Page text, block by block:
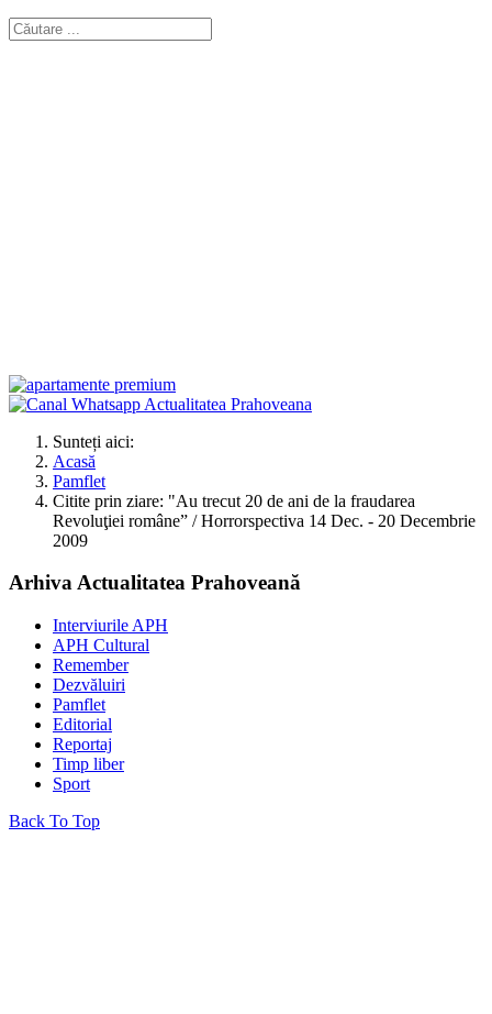
Sunteți aici:
Acasă
Pamflet
Citite prin ziare: "Au trecut 20 de ani de la fraudarea
Revoluţiei române” / Horrorspectiva 14 Dec. - 20 Decembrie
2009
Arhiva Actualitatea Prahoveană
Interviurile APH
APH Cultural
Remember
Dezvăluiri
Pamflet
Editorial
Reportaj
Timp liber
Sport
Back To Top